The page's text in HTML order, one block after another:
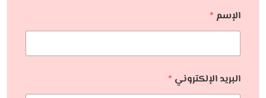
الإسم *
البريد الإلكتروني *